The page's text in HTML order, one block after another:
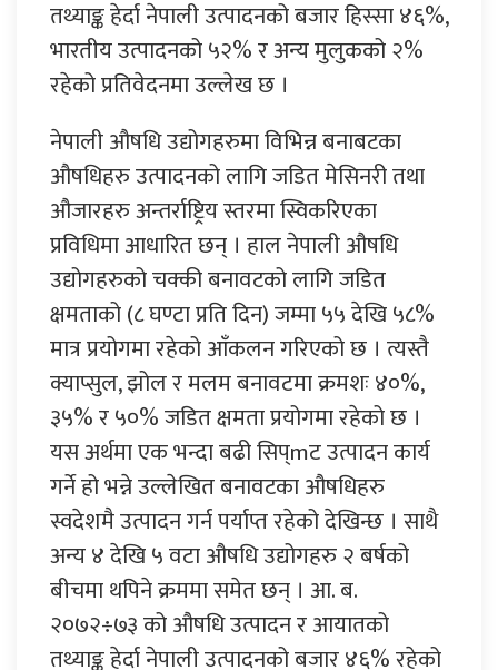
तथ्याङ्क हेर्दा नेपाली उत्पादनको बजार हिस्सा ४६%,
भारतीय उत्पादनको ५२% र अन्य मुलुकको २%
रहेको प्रतिवेदनमा उल्लेख छ ।
नेपाली औषधि उद्योगहरुमा विभिन्न बनाबटका
औषधिहरु उत्पादनको लागि जडित मेसिनरी तथा
औजारहरु अन्तर्राष्ट्रिय स्तरमा स्विकरिएका
प्रविधिमा आधारित छन् । हाल नेपाली औषधि
उद्योगहरुको चक्की बनावटको लागि जडित
क्षमताको (८ घण्टा प्रति दिन) जम्मा ५५ देखि ५८%
मात्र प्रयोगमा रहेको आँकलन गरिएको छ । त्यस्तै
क्याप्सुल, झोल र मलम बनावटमा क्रमशः ४०%,
३५% र ५०% जडित क्षमता प्रयोगमा रहेको छ ।
यस अर्थमा एक भन्दा बढी सिप्mट उत्पादन कार्य
गर्ने हो भन्ने उल्लेखित बनावटका औषधिहरु
स्वदेशमै उत्पादन गर्न पर्याप्त रहेको देखिन्छ । साथै
अन्य ४ देखि ५ वटा औषधि उद्योगहरु २ बर्षको
बीचमा थपिने क्रममा समेत छन् । आ. ब.
२०७२÷७३ को औषधि उत्पादन र आयातको
तथ्याङ्क हेर्दा नेपाली उत्पादनको बजार ४६% रहेको